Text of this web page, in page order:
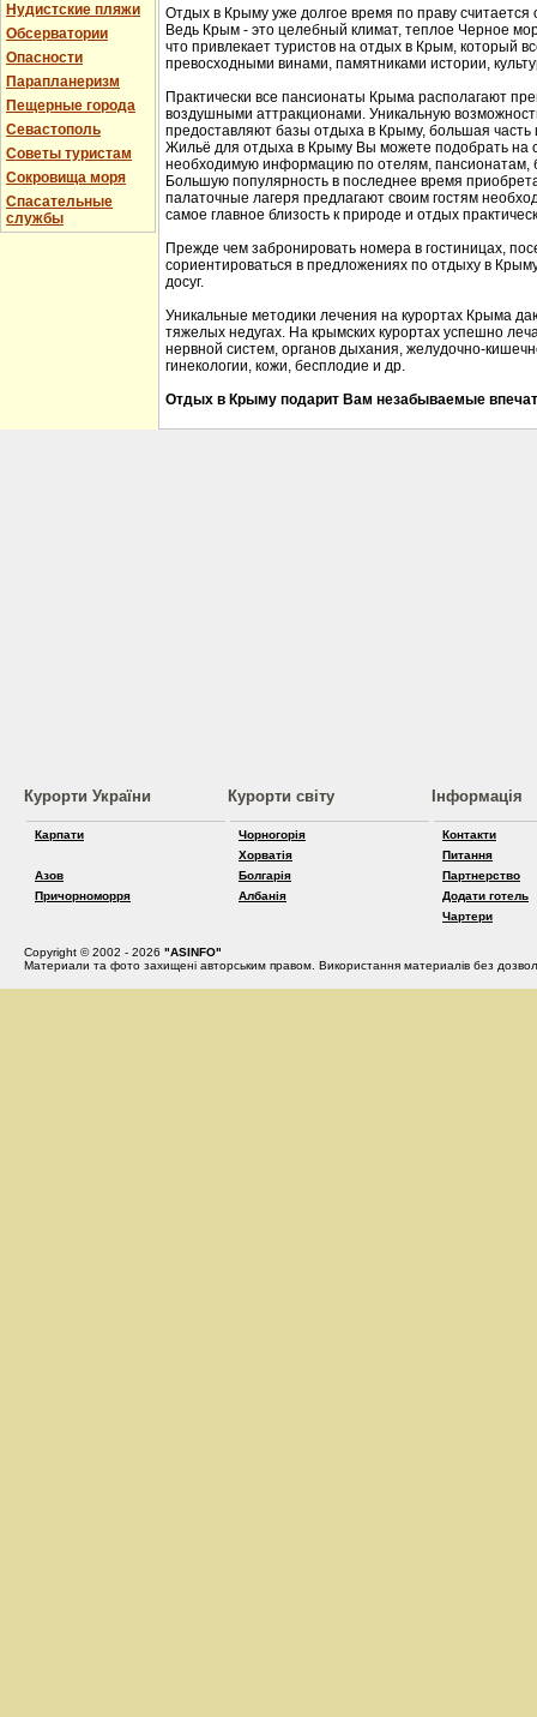
Нудистские пляжи
Обсерватории
Опасности
Парапланеризм
Пещерные города
Севастополь
Советы туристам
Сокровища моря
Спасательные
службы
Отдых в Крыму уже долгое время по праву
Ведь Крым - это целебный климат, теплое Черное
что привлекает туристов на отдых в Крым, который
превосходными винами, памятниками истории,
Практически все пансионаты Крыма располагают
воздушными аттракционами. Уникальную
предоставляют базы отдыха в Крыму, большая
Жильё для отдыха в Крыму Вы можете подобрать на
необходимую информацию по отелям, пансионатам,
Большую популярность в последнее время
палаточные лагеря предлагают своим гостям
самое главное близость к природе и отдых
Прежде чем забронировать номера в гостиницах,
сориентироваться в предложениях по отдыху в
досуг.
Уникальные методики лечения на курортах Крыма
тяжелых недугах. На крымских курортах успешно
нервной систем, органов дыхания, желудочно-
гинекологии, кожи, бесплодие и др.
Отдых в Крыму подарит Вам незабываемые
Курорти України
Карпати
Азов
Причорноморря
Курорти світу
Чорногорія
Хорватія
Болгарія
Албанія
Інформація
Контакти
Питання
Партнерство
Додати готель
Чартери
Copyright © 2002 - 2026 "ASINFO"
Материали та фото захищені авторським правом. Використання материалів без